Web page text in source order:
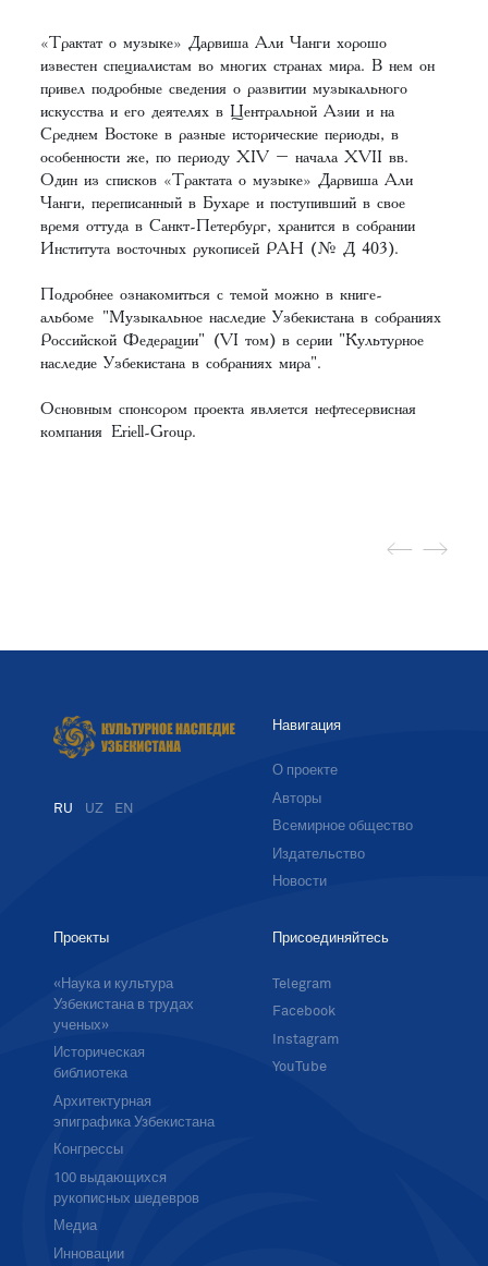
«Трактат о музыке» Дарвиша Али Чанги хорошо
известен специалистам во многих странах мира. В нем он
привел подробные сведения о развитии музыкального
искусства и его деятелях в Центральной Азии и на
Среднем Востоке в разные исторические периоды, в
особенности же, по периоду XIV – начала XVII вв.
Один из списков «Трактата о музыке» Дарвиша Али
Чанги, переписанный в Бухаре и поступивший в свое
время оттуда в Санкт-Петербург, хранится в собрании
Института восточных рукописей РАН (№ Д 403).
Подробнее ознакомиться с темой можно в книге-
альбоме "Музыкальное наследие Узбекистана в собраниях
Российской Федерации" (VI том) в серии "Культурное
наследие Узбекистана в собраниях мира".
Основным спонсором проекта является нефтесервисная
компания Eriell-Group.
RU UZ EN
Навигация
О проекте
Авторы
Всемирное общество
Издательство
Новости
Проекты
«Наука и культура
Узбекистана в трудах
ученых»
Историческая
библиотека
Архитектурная
эпиграфика Узбекистана
Конгрессы
100 выдающихся
рукописных шедевров
Медиа
Инновации
Присоединяйтесь
Telegram
Facebook
Instagram
YouTube